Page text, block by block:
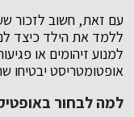
עם זאת, חשוב לזכור
ללמד את הילד כיצד
למנוע זיהומים או
אופטומטריסט יבטיחו
למה לבחור ב